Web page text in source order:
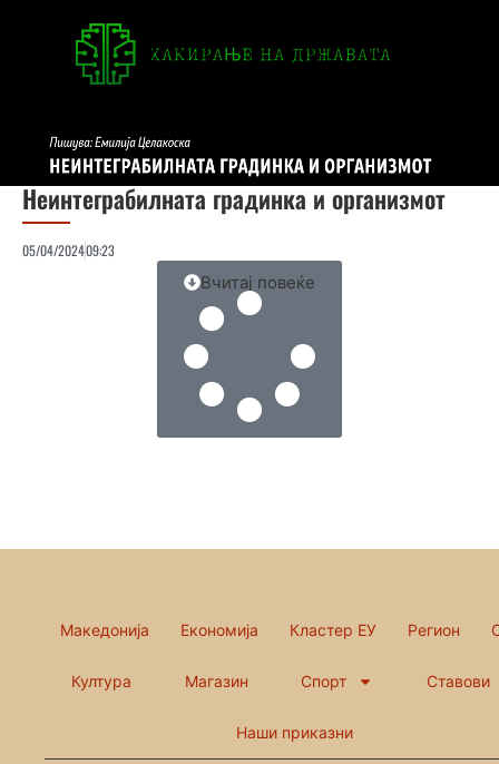
Неинтеграбилната градинка и организмот
05/04/202409:23
Вчитај повеќе
Македонија Економија Кластер ЕУ Регион
Култура Магазин Спорт Ставови
Наши приказни